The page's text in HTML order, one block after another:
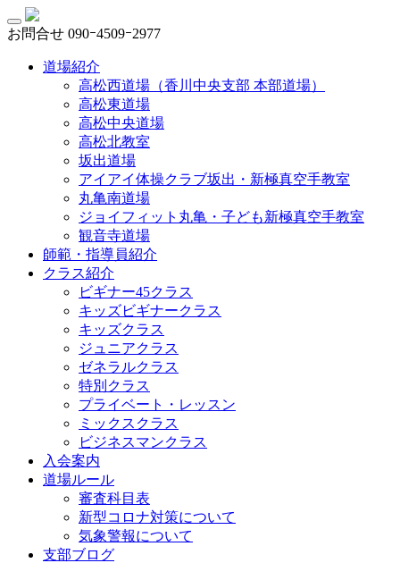
お問合せ 090ｰ4509ｰ2977
道場紹介
高松西道場（香川中央支部 本部道場）
高松東道場
高松中央道場
高松北教室
坂出道場
アイアイ体操クラブ坂出・新極真空手教室
丸亀南道場
ジョイフィット丸亀・子ども新極真空手教室
観音寺道場
師範・指導員紹介
クラス紹介
ビギナー45クラス
キッズビギナークラス
キッズクラス
ジュニアクラス
ゼネラルクラス
特別クラス
プライベート・レッスン
ミックスクラス
ビジネスマンクラス
入会案内
道場ルール
審査科目表
新型コロナ対策について
気象警報について
支部ブログ